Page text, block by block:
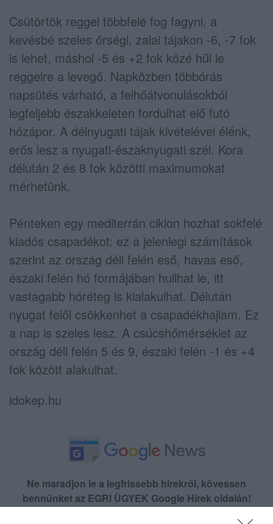
Csütörtök reggel többfelé fog fagyni, a
kevésbé szeles őrségi, zalai tájakon -6, -7 fok
is lehet, máshol -5 és +2 fok közé hűl le
reggelre a levegő. Napközben többórás
napsütés várható, a felhőátvonulásokból
legfeljebb északkeleten fordulhat elő futó
hózápor. A délnyugati tájak kivételével élénk,
erős lesz a nyugati-északnyugati szél. Kora
délután 2 és 8 fok közötti maximumokat
mérhetünk.
Pénteken egy mediterrán ciklon hozhat sokfelé
kiadós csapadékot: ez a jelenlegi számítások
szerint az ország déli felén eső, havas eső,
északi felén hó formájában hullhat le, itt
vastagabb hóréteg is kialakulhat. Délután
nyugat felől csökkenhet a csapadékhajlam. Ez
a nap is szeles lesz. A csúcshőmérséklet az
ország déli felén 5 és 9, északi felén -1 és +4
fok között alakulhat.
idokep.hu
Ne maradjon le a legfrissebb hírekről, kövessen
bennünket az EGRI ÜGYEK Google Hírek oldalán!